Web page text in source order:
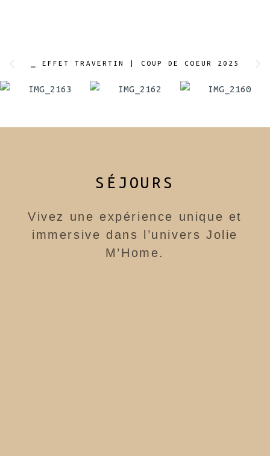
⎯ EFFET TRAVERTIN | COUP DE COEUR 2025
SÉJOURS
Vivez une expérience unique et
immersive dans l’univers Jolie
M’Home.